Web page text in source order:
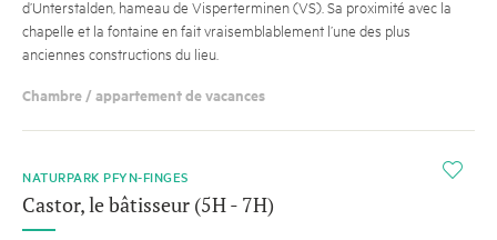
d’Unterstalden, hameau de Visperterminen (VS). Sa proximité avec la
chapelle et la fontaine en fait vraisemblablement l’une des plus
anciennes constructions du lieu.
Chambre / appartement de vacances
i
NATURPARK PFYN-FINGES
Castor, le bâtisseur (5H - 7H)